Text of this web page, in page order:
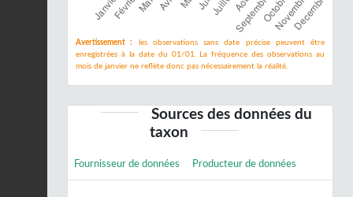
Avertissement :
les observations sans date précise peuvent être
enregistrées à la date du 01/01. La fréquence des observations au
mois de janvier ne reflète donc pas nécessairement la réalité.
Sources des données du
taxon
Fournisseur de données Producteur de données